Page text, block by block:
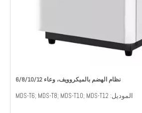
نظام الهضم بالميكروويف، وعاء 6/8/10/12
الموديل: MDS-T6; MDS-T8; MDS-T10; MDS-T12